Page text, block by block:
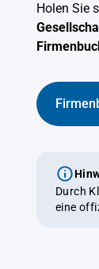
Holen Sie
Durch
eine